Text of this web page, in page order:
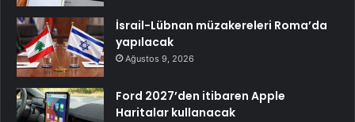
İsrail-Lübnan müzakereleri Roma’da
yapılacak
Ağustos 9, 2026
Ford 2027’den itibaren Apple
Haritalar kullanacak